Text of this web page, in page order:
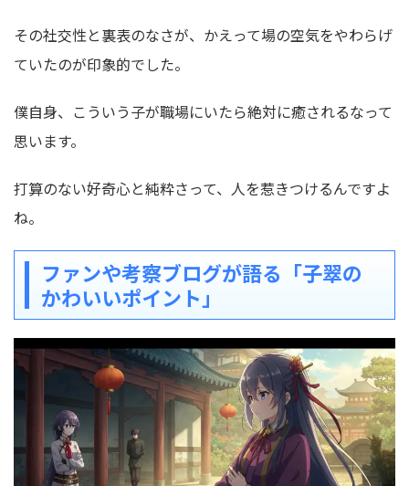
その社交性と裏表のなさが、かえって場の空気をやわらげ
ていたのが印象的でした。
僕自身、こういう子が職場にいたら絶対に癒されるなって
思います。
打算のない好奇心と純粋さって、人を惹きつけるんですよ
ね。
ファンや考察ブログが語る「子翠の
かわいいポイント」